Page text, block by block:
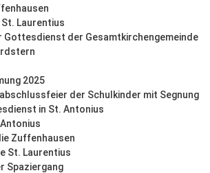
Laurentius
Gottesdienst der Gesamtkirchengemeinde
2025
der Schulkinder mit Segnung
in St. Antonius
Zuffenhausen
St. Laurentius
Spaziergang